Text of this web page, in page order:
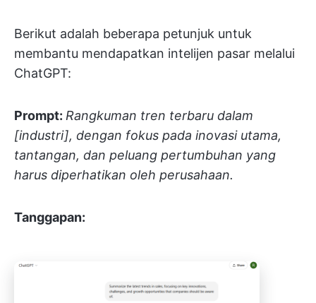
Berikut adalah beberapa petunjuk untuk
membantu mendapatkan intelijen pasar melalui
ChatGPT:
Prompt: Rangkuman tren terbaru dalam
[industri], dengan fokus pada inovasi utama,
tantangan, dan peluang pertumbuhan yang
harus diperhatikan oleh perusahaan.
Tanggapan: